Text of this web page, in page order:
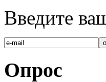
Введите
Опрос